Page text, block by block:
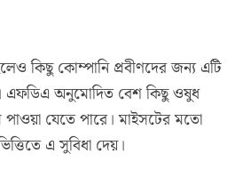
কিছু কোম্পানি প্রবীণদের জন্য এটি
এফডিএ অনুমোদিত বেশ কিছু ওষুধ
যেতে পারে। মাইসটের মতো
এ সুবিধা দেয়।